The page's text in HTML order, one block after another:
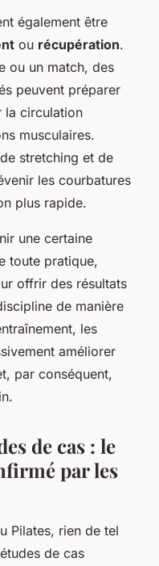
également être
ou récupération.
ou un match, des
peuvent préparer
la circulation
musculaires.
stretching et de
les courbatures
plus rapide.
une certaine
toute pratique,
offrir des résultats
de manière
les
améliorer
par conséquent,
de cas : le
par les
Pilates, rien de tel
de cas